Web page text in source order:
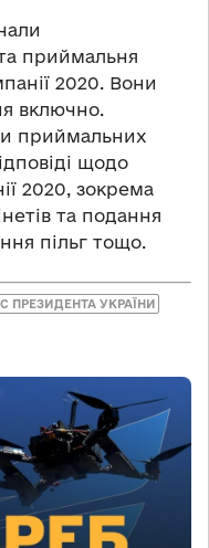
та приймальня
2020. Вони
включно.
приймальних
щодо
2020, зокрема
та подання
пільг тощо.
ПРЕЗИДЕНТА УКРАЇНИ